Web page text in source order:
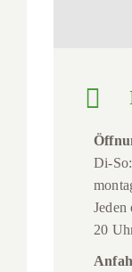
Di-
20